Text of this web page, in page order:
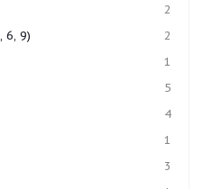
2
6, 9)
2
1
5
4
1
3